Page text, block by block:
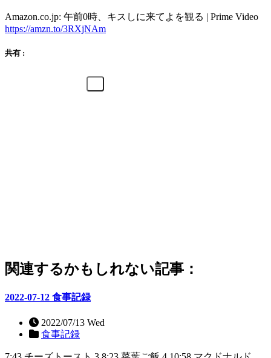
Amazon.co.jp: 午前0時、キスしに来てよを観る | Prime Video
https://amzn.to/3RXjNAm
共有 :
関連するかもしれない記事：
2022-07-12 食事記録
2022/07/13 Wed
食事記録